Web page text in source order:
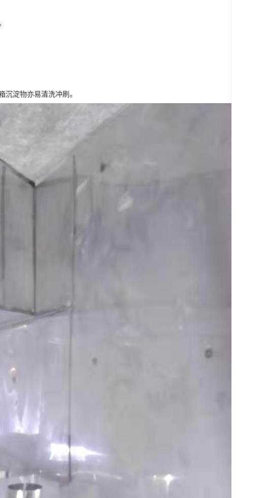
淀物亦易清洗冲刷。